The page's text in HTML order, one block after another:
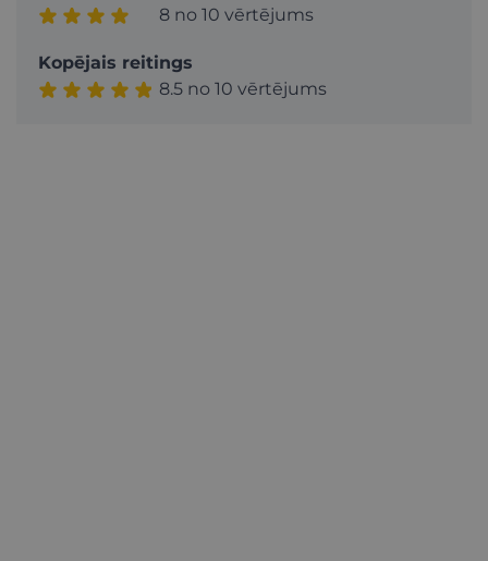
8 no 10 vērtējums
Kopējais reitings
8.5 no 10 vērtējums